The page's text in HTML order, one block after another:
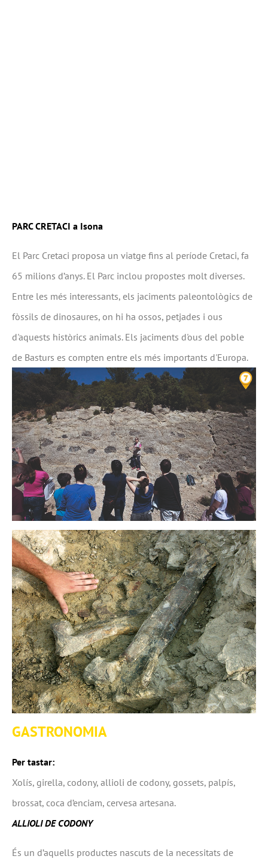
PARC CRETACI a Isona
El Parc Cretaci proposa un viatge fins al període Cretaci, fa
65 milions d’anys. El Parc inclou propostes molt diverses.
Entre les més interessants, els jaciments paleontològics de
fòssils de dinosaures, on hi ha ossos, petjades i ous
d'aquests històrics animals. Els jaciments d'ous del poble
de Basturs es compten entre els més importants d'Europa.
GASTRONOMIA
Per tastar:
Xolís, girella, codony, allioli de codony, gossets, palpís,
brossat, coca d’enciam, cervesa artesana.
ALLIOLI DE CODONY
És un d’aquells productes nascuts de la necessitats de